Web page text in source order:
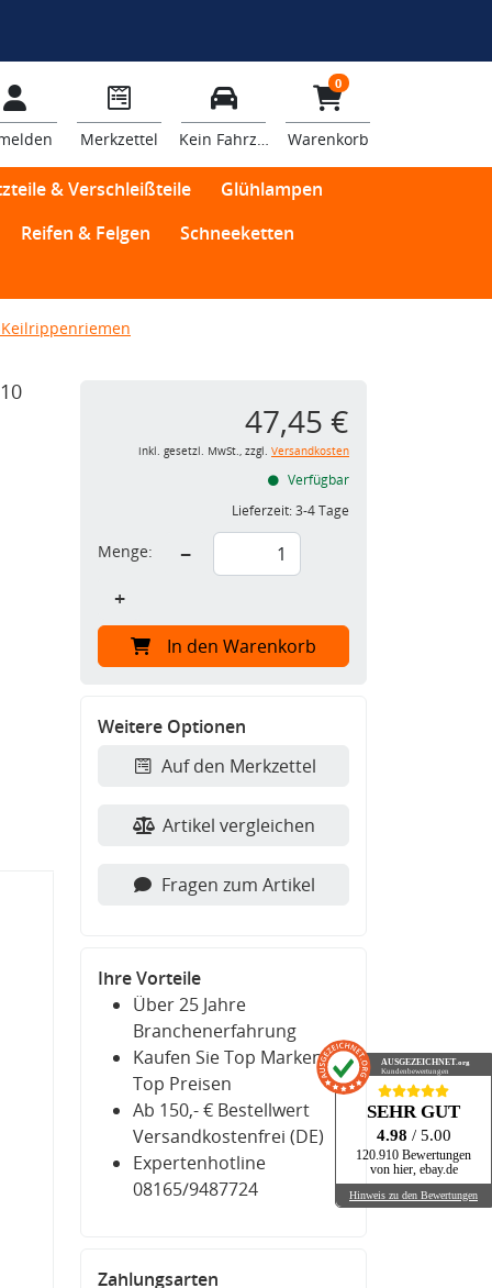
Merkzettel Kein Fahrzeug
0
Warenkorb
& Verschleißteile
Glühlampen
Reifen & Felgen
Schneeketten
47,45 €
inkl. gesetzl. MwSt., zzgl. Versandkosten
Verfügbar
Lieferzeit:3-4 Tage
Menge:
−
+
In den Warenkorb
Weitere Optionen
Auf den Merkzettel
Artikel vergleichen
Fragen zum Artikel
Ihre Vorteile
Über 25 Jahre
Branchenerfahrung
Kaufen Sie Top Marken zu
Top Preisen
Ab 150,- € Bestellwert
Versandkostenfrei (DE)
Expertenhotline
08165/9487724
Zahlungsarten
AUSGEZEICHNET.org
Kundenbewertungen
SEHR GUT
4.98 / 5.00
120.910 Bewertungen
von hier, ebay.de
Hinweis zu den Bewertungen